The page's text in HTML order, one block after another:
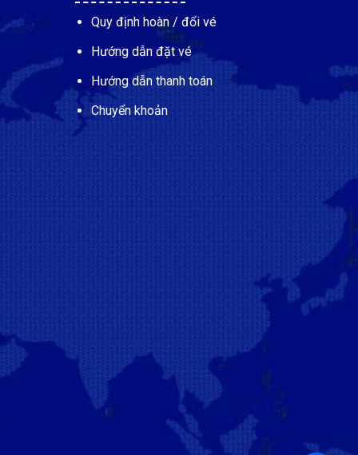
Quy định hoàn / đổi vé
Hướng dẫn đặt vé
Hướng dẫn thanh toán
Chuyển khoản